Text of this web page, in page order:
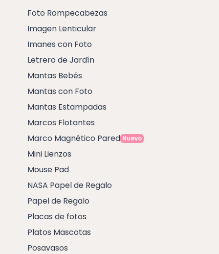
Foto Rompecabezas
Imagen Lenticular
Imanes con Foto
Letrero de Jardín
Mantas Bebés
Mantas con Foto
Mantas Estampadas
Marcos Flotantes
Marco Magnético Pared Nuevo
Mini Lienzos
Mouse Pad
NASA Papel de Regalo
Papel de Regalo
Placas de fotos
Platos Mascotas
Posavasos